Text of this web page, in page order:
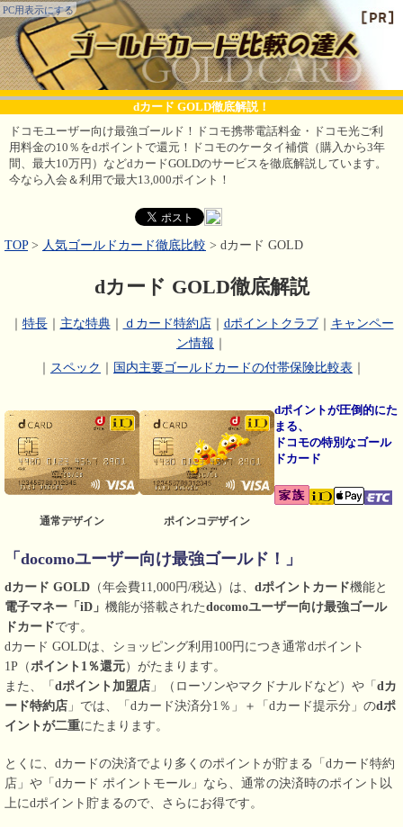
dカード GOLD徹底解説！
ドコモユーザー向け最強ゴールド！ドコモ携帯電話料金・ドコモ光ご利
用料金の10％をdポイントで還元！ドコモのケータイ補償（購入から3年
間、最大10万円）などdカードGOLDのサービスを徹底解説しています。
今なら入会＆利用で最大13,000ポイント！
PC用表示にする
TOP> 人気ゴールドカード徹底比較 > dカード GOLD
dカード GOLD徹底解説
｜ 特長｜ 主な特典｜ ｄカード特約店｜ dポイントクラブ｜ キャンペー
ン情報 ｜
｜ スペック ｜ 国内主要ゴールドカードの付帯保険比較表 ｜
dポイントが圧倒的にた
まる、
ドコモの特別なゴール
ドカード
通常デザイン ポインコデザイン
「docomoユーザー向け最強ゴールド！」
dカード GOLD （年会費11,000円/税込）は、 dポイントカード機能と
電子マネー「iD」 機能が搭載されたdocomoユーザー向け最強ゴール
ドカードです。
dカード GOLDは、ショッピング利用100円につき通常dポイント
1P（ ポイント1％還元）がたまります。
また、「dポイント加盟店 」（ローソンやマクドナルドなど）や「dカ
ード特約店 」では、「dカード決済分1％」＋「dカード提示分」のdポ
イントが二重にたまります。
とくに、dカードの決済でより多くのポイントが貯まる「dカード特約
店」や「dカード ポイントモール」なら、通常の決済時のポイント以
上にdポイント貯まるので、さらにお得です。